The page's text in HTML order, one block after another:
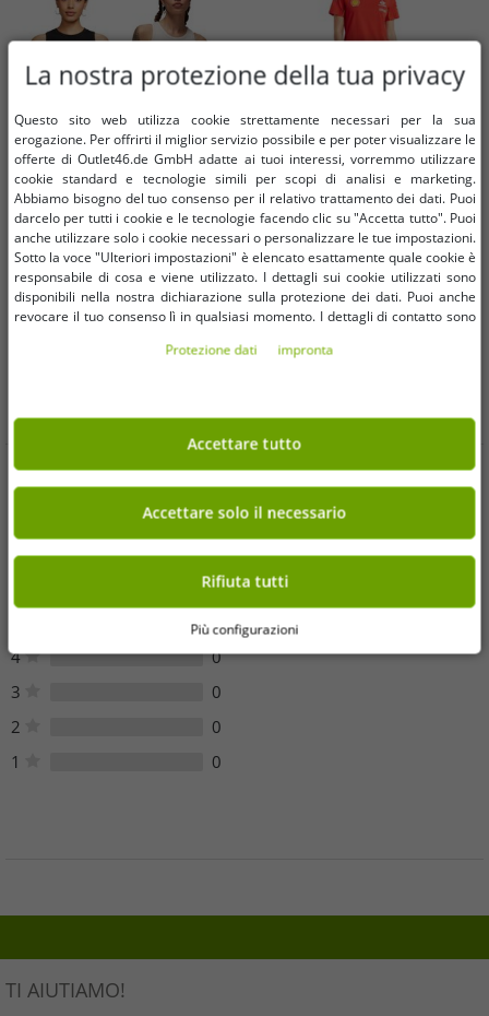
Taglie disponibili
XS M L
Jordan Canotta Crop da Donna con
Nel carrello
Taglie disponibili
L
donna PUMA X Scuderia Ferrari F1
Nel carrello
Opinioni dei clienti
Sfortunatamente, non ci sono recensioni dei clienti per questo
4
0
3
0
2
0
1
0
TI AIUTIAMO!
La nostra protezione della tua privacy
Questo sito web utilizza cookie strettamente necessari per la sua
erogazione. Per offrirti il ​​miglior servizio possibile e per poter visualizzare le
offerte di Outlet46.de GmbH adatte ai tuoi interessi, vorremmo utilizzare
cookie standard e tecnologie simili per scopi di analisi e marketing.
Abbiamo bisogno del tuo consenso per il relativo trattamento dei dati. Puoi
darcelo per tutti i cookie e le tecnologie facendo clic su "Accetta tutto". Puoi
anche utilizzare solo i cookie necessari o personalizzare le tue impostazioni.
Sotto la voce "Ulteriori impostazioni" è elencato esattamente quale cookie è
responsabile di cosa e viene utilizzato. I dettagli sui cookie utilizzati sono
disponibili nella nostra dichiarazione sulla protezione dei dati. Puoi anche
revocare il tuo consenso lì in qualsiasi momento. I dettagli di contatto sono
Protezione dati impronta
Accettare tutto
Accettare solo il necessario
Rifiuta tutti
Più configurazioni